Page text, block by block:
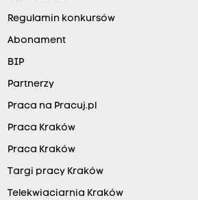
Regulamin konkursów
Abonament
BIP
Partnerzy
Praca na Pracuj.pl
Praca Kraków
Praca Kraków
Targi pracy Kraków
Telekwiaciarnia Kraków